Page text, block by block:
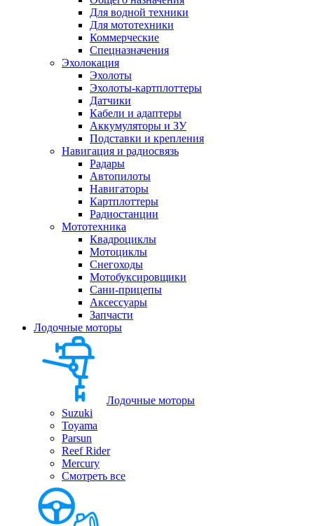
Для водной техники
Для мототехники
Коммерческие
Спецназначения
Эхолокация
Эхолоты
Эхолоты-картплоттеры
Датчики
Кабели и адаптеры
Аккумуляторы и ЗУ
Подставки и крепления
Навигация и радиосвязь
Радары
Автопилоты
Навигаторы
Картплоттеры
Радиостанции
Мототехника
Квадроциклы
Мотоциклы
Снегоходы
Мотобуксировщики
Сани-прицепы
Аксессуары
Запчасти
Лодочные моторы
Лодочные моторы
Suzuki
Toyama
Parsun
Reef Rider
Mercury
Смотреть все